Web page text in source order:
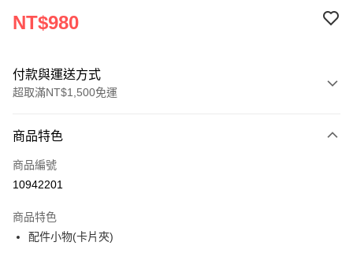
NT$980
付款與運送方式
超取滿NT$1,500免運
信用卡一次付款
超商取貨付款
Apple Pay
商品特色
商品編號
10942201
商品特色
配件小物(卡片夾)